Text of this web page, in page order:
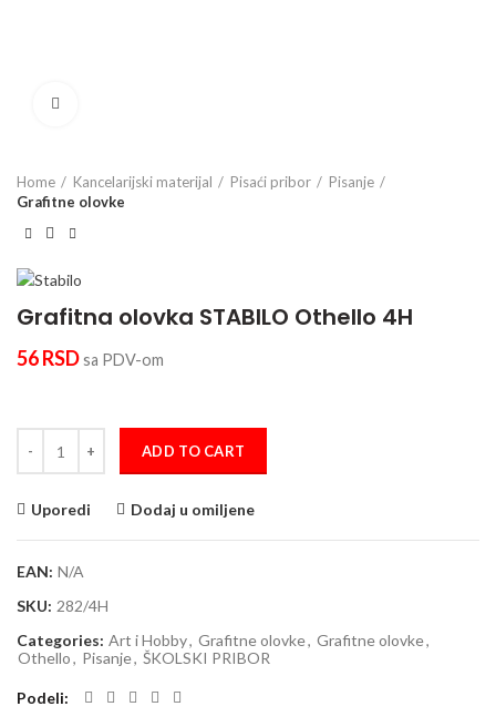
Home Kancelarijski materijal Pisaći pribor
Pisanje
Grafitne olovke
Grafitna olovka STABILO Othello 4H
56RSDsa PDV-om
ADD TO CART
Uporedi Dodaj u omiljene
EAN: N/A
SKU: 282/4H
Categories: Art i Hobby, Grafitne olovke, Grafitne olovke,
Othello, Pisanje, ŠKOLSKI PRIBOR
Podeli